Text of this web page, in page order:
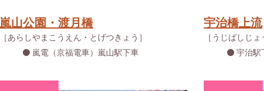
嵐山公園・渡月橋
［あらしやまこうえん・とげつきょう］
嵐電（京福電車）嵐山駅下車
宇治橋上流
［うじばしじょ
宇治駅